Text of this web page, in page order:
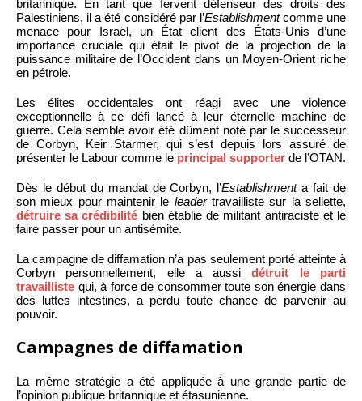
britannique. En tant que fervent défenseur des droits des
Palestiniens, il a été considéré par l’Establishmentcomme une
menace pour Israël, un État client des États-Unis d’une
importance cruciale qui était le pivot de la projection de la
puissance militaire de l’Occident dans un Moyen-Orient riche
en pétrole.
Les élites occidentales ont réagi avec une violence
exceptionnelle à ce défi lancé à leur éternelle machine de
guerre. Cela semble avoir été dûment noté par le successeur
de Corbyn, Keir Starmer, qui s’est depuis lors assuré de
présenter le Labour comme le principal supporter de l’OTAN.
Dès le début du mandat de Corbyn, l’Establishmenta fait de
son mieux pour maintenir le leadertravailliste sur la sellette,
détruire sa crédibilité bien établie de militant antiraciste et le
faire passer pour un antisémite.
La campagne de diffamation n’a pas seulement porté atteinte à
Corbyn personnellement, elle a aussidétruit le parti
travailliste qui, à force de consommer toute son énergie dans
des luttes intestines, a perdu toute chance de parvenir au
pouvoir.
Campagnes de diffamation
La même stratégie a été appliquée à une grande partie de
l’opinion publique britannique et étasunienne.